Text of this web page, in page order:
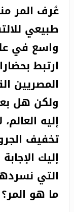
سعيود يترأس
نقل جوي داخلي
مصادرة أكثر من 300 ألف قرص
عُرف المر
طبيعي
واسع في
ارتبط
المصريين
ولكن هل
إليه
تخفيف
إليك
التي
ما هو المر؟